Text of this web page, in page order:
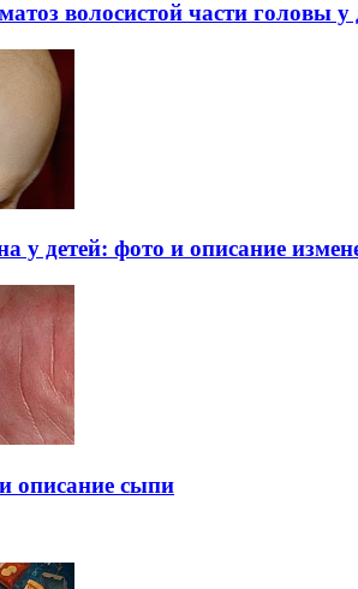
волосистой части головы
у детей: фото и описание
описание сыпи